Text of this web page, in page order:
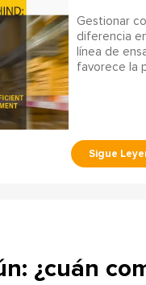
Gestionar
diferencia
línea de
favorece la
¿cuán